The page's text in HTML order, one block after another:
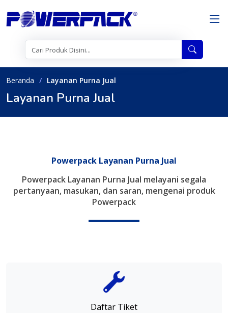
Beranda Layanan Purna Jual
Layanan Purna Jual
Powerpack Layanan Purna Jual
Powerpack Layanan Purna Jual melayani segala
pertanyaan, masukan, dan saran, mengenai produk
Powerpack
Daftar Tiket